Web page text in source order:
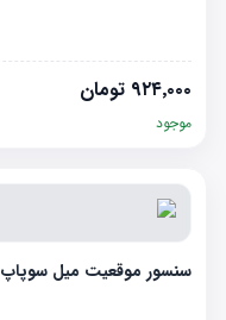
۹۲۴٬۰۰۰ تومان
موجود
سنسور موقعیت میل سوپاپ LIFAN 620